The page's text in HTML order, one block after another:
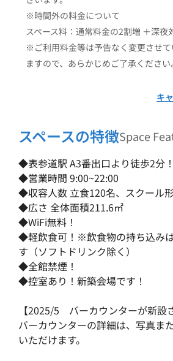
※時間外の料金について
スペース料：通常料金の2割増 ＋深夜
※ご利用料金等は予告なく変更させ
ますので、あらかじめご了承ください。
キ
スペースの特徴Space
◆表参道駅 A3番出口より徒歩2分！
◆営業時間 9:00~22:00
◆収容人数 立食120名、スクール
◆広さ 全体面積211.6㎡
◆WiFi無料！
◆軽飲食可！※飲食物の持ち込み
す（ソフトドリンク除く）
◆全館禁煙！
◆控室あり！新築会場です！
【2025/5　バーカウンターが新設
バーカウンターの詳細は、写真ま
いただけます。